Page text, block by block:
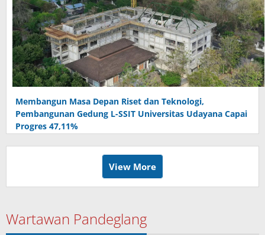
Membangun Masa Depan Riset dan Teknologi,
Pembangunan Gedung L-SSIT Universitas Udayana Capai
Progres 47,11%
View More
Wartawan Pandeglang